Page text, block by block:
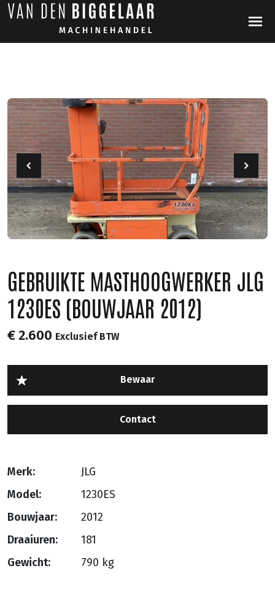
GEBRUIKTE MASTHOOGWERKER JLG
1230ES (BOUWJAAR 2012)
€ 2.600 Exclusief BTW
Contact
Merk:
JLG
Model:
1230ES
Bouwjaar:
2012
Draaiuren:
181
Gewicht:
790 kg